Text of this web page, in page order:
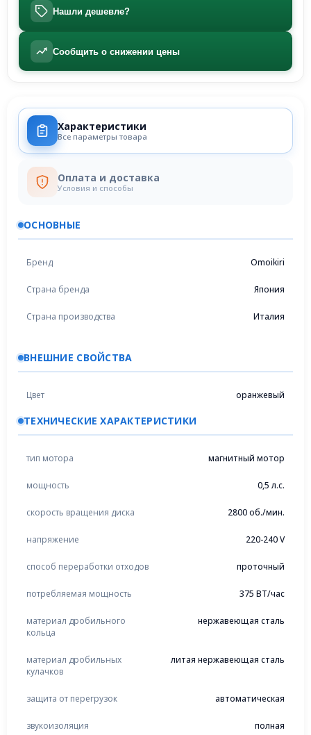
Нашли дешевле?
Сообщить о снижении цены
Характеристики
Все параметры товара
Оплата и доставка
Условия и способы
ОСНОВНЫЕ
Бренд Omoikiri
Страна бренда Япония
Страна производства Италия
ВНЕШНИЕ СВОЙСТВА
Цвет оранжевый
ТЕХНИЧЕСКИЕ ХАРАКТЕРИСТИКИ
тип мотора магнитный мотор
мощность 0,5 л.с.
скорость вращения диска 2800 об./мин.
напряжение 220-240 V
способ переработки отходов проточный
потребляемая мощность 375 ВТ/час
материал дробильного
кольца
нержавеющая сталь
материал дробильных
кулачков
литая нержавеющая сталь
защита от перегрузок автоматическая
звукоизоляция полная